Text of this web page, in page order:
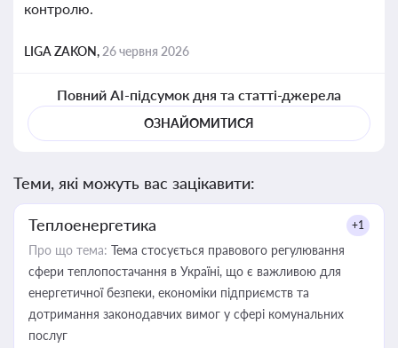
контролю.
LIGA ZAKON, 26 червня 2026
Повний AI-підсумок дня та статті-джерела
ОЗНАЙОМИТИСЯ
Теми, які можуть вас зацікавити:
Теплоенергетика +1
Про що тема: Тема стосується правового регулювання
сфери теплопостачання в Україні, що є важливою для
енергетичної безпеки, економіки підприємств та
дотримання законодавчих вимог у сфері комунальних
послуг